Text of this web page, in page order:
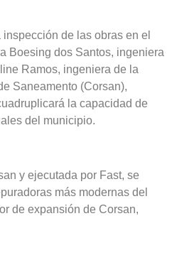
de las obras en el
Boesing dos Santos, ingeniera
Ramos, ingeniera de la
Saneamento (Corsan),
la capacidad de
del municipio.
y ejecutada por Fast, se
más modernas del
de expansión de Corsan,